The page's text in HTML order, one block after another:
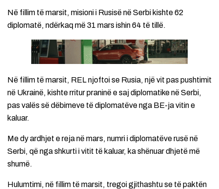
Në fillim të marsit, misioni i Rusisë në Serbi kishte 62
diplomatë, ndërkaq më 31 mars ishin 64 të tillë.
Në fillim të marsit, REL njoftoi se Rusia, një vit pas pushtimit
në Ukrainë, kishte rritur praninë e saj diplomatike në Serbi,
pas valës së dëbimeve të diplomatëve nga BE-ja vitin e
kaluar.
Me dy ardhjet e reja në mars, numri i diplomatëve rusë në
Serbi, që nga shkurti i vitit të kaluar, ka shënuar dhjetë më
shumë.
Hulumtimi, në fillim të marsit, tregoi gjithashtu se të paktën